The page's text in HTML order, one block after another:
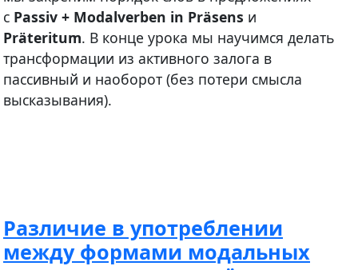
с Passiv + Modalverben in Präsens и
Präteritum. В конце урока мы научимся делать
трансформации из активного залога в
пассивный и наоборот (без потери смысла
высказывания).
Различие в употреблении
между формами модальных